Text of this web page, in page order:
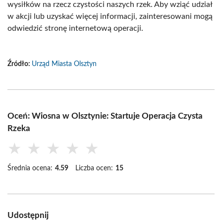
wysiłków na rzecz czystości naszych rzek. Aby wziąć udział
w akcji lub uzyskać więcej informacji, zainteresowani mogą
odwiedzić stronę internetową operacji.
Źródło: Urząd Miasta Olsztyn
Oceń: Wiosna w Olsztynie: Startuje Operacja Czysta
Rzeka
★ ★ ★ ★ ★
Średnia ocena: 4.59 Liczba ocen: 15
Udostępnij